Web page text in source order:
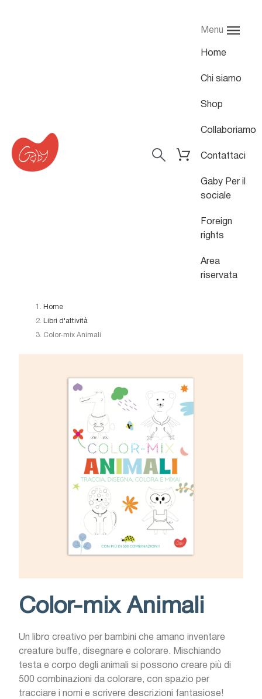
Menu
Home
Chi siamo
Shop
Collaboriamo
Contattaci
Gaby Per il
sociale
Foreign
rights
Area
riservata
Home
Libri d'attività
Color-mix Animali
Color-mix Animali
Un libro creativo per bambini che amano inventare
creature buffe, disegnare e colorare. Mischiando
testa e corpo degli animali si possono creare più di
500 combinazioni da colorare, con spazio per
tracciare i nomi e scrivere descrizioni fantasiose!